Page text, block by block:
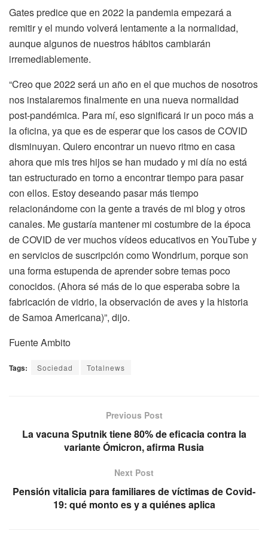
Gates predice que en 2022 la pandemia empezará a
remitir y el mundo volverá lentamente a la normalidad,
aunque algunos de nuestros hábitos cambiarán
irremediablemente.
“Creo que 2022 será un año en el que muchos de nosotros
nos instalaremos finalmente en una nueva normalidad
post-pandémica. Para mí, eso significará ir un poco más a
la oficina, ya que es de esperar que los casos de COVID
disminuyan. Quiero encontrar un nuevo ritmo en casa
ahora que mis tres hijos se han mudado y mi día no está
tan estructurado en torno a encontrar tiempo para pasar
con ellos. Estoy deseando pasar más tiempo
relacionándome con la gente a través de mi blog y otros
canales. Me gustaría mantener mi costumbre de la época
de COVID de ver muchos vídeos educativos en YouTube y
en servicios de suscripción como Wondrium, porque son
una forma estupenda de aprender sobre temas poco
conocidos. (Ahora sé más de lo que esperaba sobre la
fabricación de vidrio, la observación de aves y la historia
de Samoa Americana)”, dijo.
Fuente Ambito
Tags: Sociedad Totalnews
Previous Post
La vacuna Sputnik tiene 80% de eficacia contra la
variante Ómicron, afirma Rusia
Next Post
Pensión vitalicia para familiares de víctimas de Covid-
19: qué monto es y a quiénes aplica